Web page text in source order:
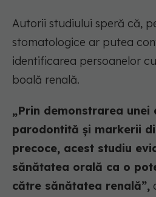
Autorii studiului speră că,
stomatologice ar putea
identificarea persoanelor
boală renală.
„Prin demonstrarea unei
parodontită și markerii
precoce, acest studiu
sănătatea orală ca o
către sănătatea renală”,